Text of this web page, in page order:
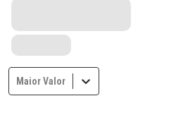
Maior Valor